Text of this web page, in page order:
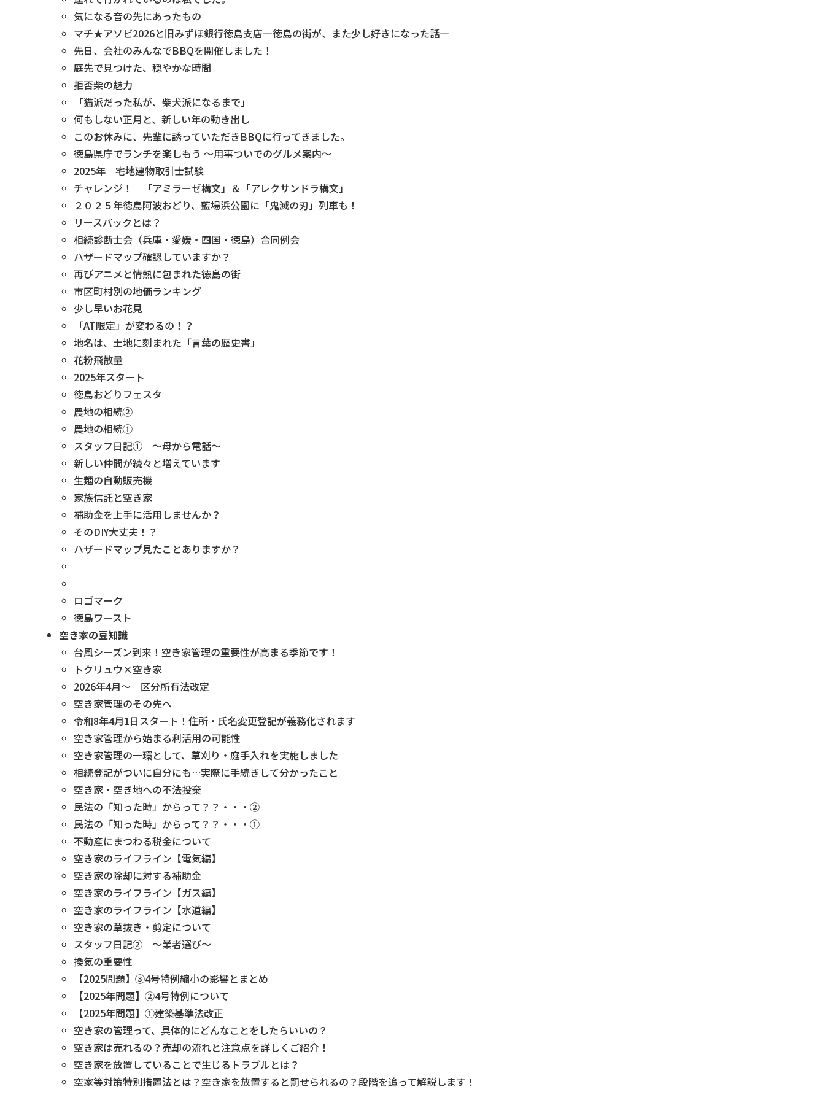
気になる音の先にあったもの
マチ★アソビ2026と旧みずほ銀行徳島支店―徳島の街が、また少し好きになった話―
先日、会社のみんなでBBQを開催しました！
庭先で見つけた、穏やかな時間
拒否柴の魅力
「猫派だった私が、柴犬派になるまで」
何もしない正月と、新しい年の動き出し
このお休みに、先輩に誘っていただきBBQに行ってきました。
徳島県庁でランチを楽しもう ～用事ついでのグルメ案内～
2025年 宅地建物取引士試験
チャレンジ！ 「アミラーゼ構文」＆「アレクサンドラ構文」
２０２５年徳島阿波おどり、藍場浜公園に「鬼滅の刃」列車も！
リースバックとは？
相続診断士会（兵庫・愛媛・四国・徳島）合同例会
ハザードマップ確認していますか？
再びアニメと情熱に包まれた徳島の街
市区町村別の地価ランキング
少し早いお花見
「AT限定」が変わるの！？
地名は、土地に刻まれた「言葉の歴史書」
花粉飛散量
2025年スタート
徳島おどりフェスタ
農地の相続②
農地の相続①
スタッフ日記① ～母から電話～
新しい仲間が続々と増えています
生麺の自動販売機
家族信託と空き家
補助金を上手に活用しませんか？
そのDIY大丈夫！？
ハザードマップ見たことありますか？
ロゴマーク
徳島ワースト
空き家の豆知識
台風シーズン到来！空き家管理の重要性が高まる季節です！
トクリュウ×空き家
2026年4月～ 区分所有法改定
空き家管理のその先へ
令和8年4月1日スタート！住所・氏名変更登記が義務化されます
空き家管理から始まる利活用の可能性
空き家管理の一環として、草刈り・庭手入れを実施しました
相続登記がついに自分にも…実際に手続きして分かったこと
空き家・空き地への不法投棄
民法の「知った時」からって？？・・・②
民法の「知った時」からって？？・・・①
不動産にまつわる税金について
空き家のライフライン【電気編】
空き家の除却に対する補助金
空き家のライフライン【ガス編】
空き家のライフライン【水道編】
空き家の草抜き・剪定について
スタッフ日記② ～業者選び～
換気の重要性
【2025問題】③4号特例縮小の影響とまとめ
【2025年問題】②4号特例について
【2025年問題】①建築基準法改正
空き家の管理って、具体的にどんなことをしたらいいの？
空き家は売れるの？売却の流れと注意点を詳しくご紹介！
空き家を放置していることで生じるトラブルとは？
空家等対策特別措置法とは？空き家を放置すると罰せられるの？段階を追って解説します！